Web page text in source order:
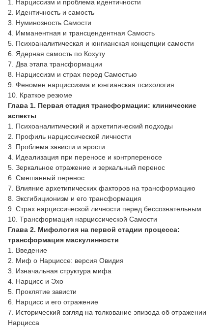
1. Нарциссизм и проблема идентичности
2. Идентичность и самость
3. Нуминозность Самости
4. Имманентная и трансцендентная Самость
5. Психоаналитическая и юнгианская концепции самости
6. Ядерная самость по Кохуту
7. Два этапа трансформации
8. Нарциссизм и страх перед Самостью
9. Феномен нарциссизма и юнгианская психология
10. Краткое резюме
Глава 1. Первая стадия трансформации: клинические
аспекты
1. Психоаналитический и архетипический подходы
2. Профиль нарциссической личности
3. Проблема зависти и ярости
4. Идеализация при переносе и контрпереносе
5. Зеркальное отражение и зеркальный перенос
6. Смешанный перенос
7. Влияние архетипических факторов на трансформацию
8. Эксгибиционизм и его трансформация
9. Страх нарциссической личности перед бессознательным
10. Трансформация нарциссической Самости
Глава 2. Мифология на первой стадии процесса:
трансформация маскулинности
1. Введение
2. Миф о Нарциссе: версия Овидия
3. Изначальная структура мифа
4. Нарцисс и Эхо
5. Проклятие зависти
6. Нарцисс и его отражение
7. Исторический взгляд на толкование эпизода об отражении
Нарцисса